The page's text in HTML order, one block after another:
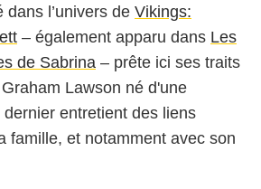
dans l’univers de Vikings:
– également apparu dans Les
de Sabrina – prête ici ses traits
Lawson né d'une
entretient des liens
famille, et notamment avec son